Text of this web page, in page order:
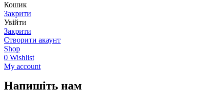
Кошик
Закрити
Увійти
Закрити
Створити акаунт
Shop
0 Wishlist
My account
Напишіть нам